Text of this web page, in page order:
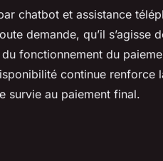
chatbot et assistance
demande, qu’il s’agisse
fonctionnement du
continue renforce
survie au paiement final.